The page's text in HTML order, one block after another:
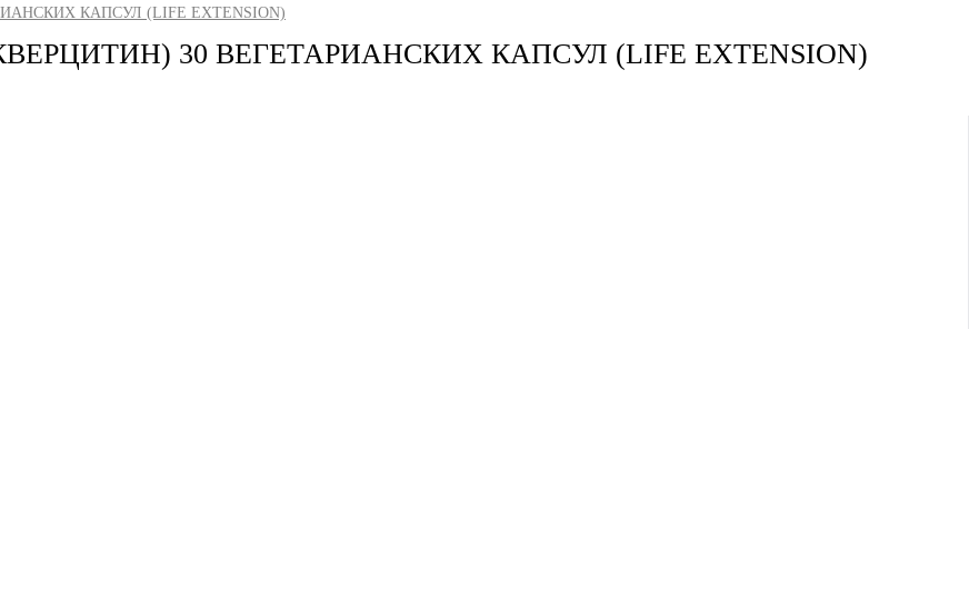
КАПСУЛ (LIFE EXTENSION)
30 ВЕГЕТАРИАНСКИХ КАПСУЛ (LIFE EXTENSION)